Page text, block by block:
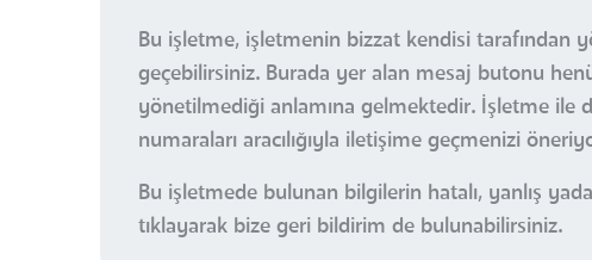
Bu işletme, işletmenin bizzat kendisi
geçebilirsiniz. Burada yer alan mesaj butonu
yönetilmediği anlamına gelmektedir. İşletme ile
numaraları aracılığıyla iletişime geçmenizi
Bu işletmede bulunan bilgilerin hatalı, yanlış
tıklayarak bize geri bildirim de bulunabilirsiniz.